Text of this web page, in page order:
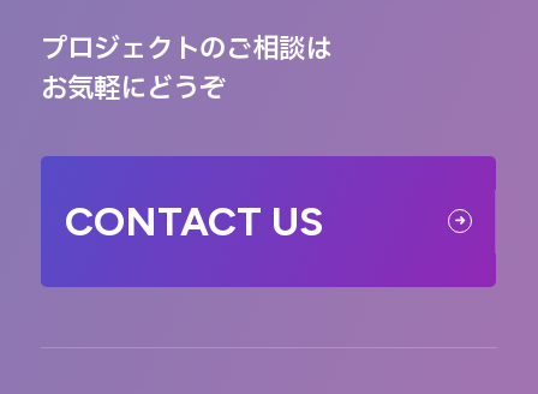
プロジェクトのご相談は
お気軽にどうぞ
CONTACT US